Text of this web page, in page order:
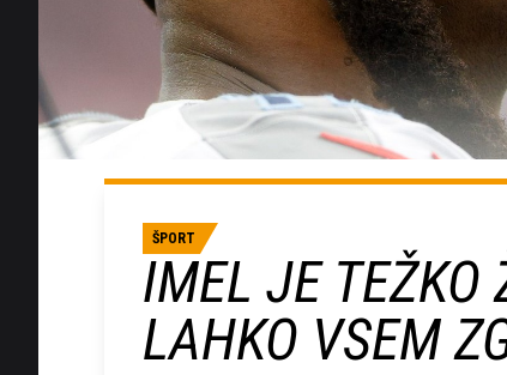
ŠPORT
IMEL JE TEŽKO
LAHKO VSEM